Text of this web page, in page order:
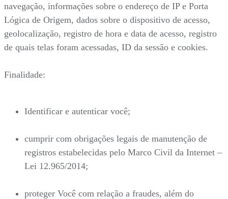
navegação, informações sobre o endereço de IP e Porta
Lógica de Origem, dados sobre o dispositivo de acesso,
geolocalização, registro de hora e data de acesso, registro
de quais telas foram acessadas, ID da sessão e cookies.
Finalidade:
Identificar e autenticar você;
cumprir com obrigações legais de manutenção de
registros estabelecidas pelo Marco Civil da Internet –
Lei 12.965/2014;
proteger Você com relação a fraudes, além do